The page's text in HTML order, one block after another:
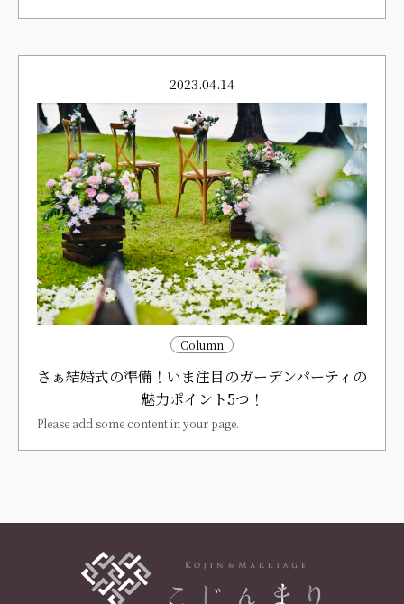
2023.04.14
Column
さぁ結婚式の準備！いま注目のガーデンパーティの
魅力ポイント5つ！
Please add some content in your page.